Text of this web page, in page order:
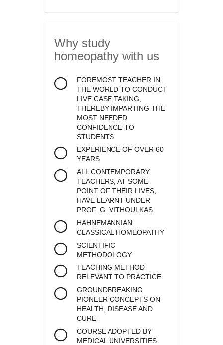
Why study
homeopathy with us
FOREMOST TEACHER IN
THE WORLD TO CONDUCT
LIVE CASE TAKING,
THEREBY IMPARTING THE
MOST NEEDED
CONFIDENCE TO
STUDENTS
EXPERIENCE OF OVER 60
YEARS
ALL CONTEMPORARY
TEACHERS, AT SOME
POINT OF THEIR LIVES,
HAVE LEARNT UNDER
PROF. G. VITHOULKAS
HAHNEMANNIAN
CLASSICAL HOMEOPATHY
SCIENTIFIC
METHODOLOGY
TEACHING METHOD
RELEVANT TO PRACTICE
GROUNDBREAKING
PIONEER CONCEPTS ON
HEALTH, DISEASE AND
CURE
COURSE ADOPTED BY
MEDICAL UNIVERSITIES